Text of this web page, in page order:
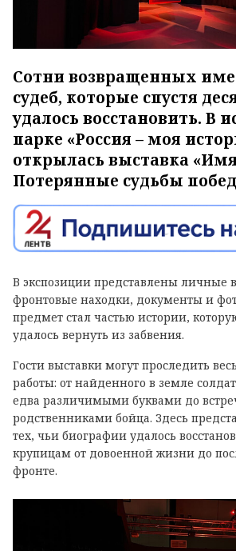
Сотни возвращенных
судеб, которые спустя
удалось восстановить. В
парке «Россия – моя
открылась выставка
Потерянные судьбы
В экспозиции представлены личные
фронтовые находки, документы и
предмет стал частью истории,
удалось вернуть из забвения.
Гости выставки могут проследить
работы: от найденного в земле
едва различимыми буквами до
родственниками бойца. Здесь
тех, чьи биографии удалось
крупицам от довоенной жизни до
фронте.